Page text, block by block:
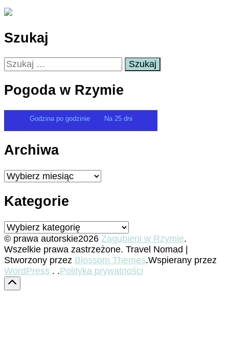
Szukaj
Szukaj:
Pogoda w Rzymie
Godzina po godzinie Na 25 dni
Archiwa
Archiwa
Kategorie
Kategorie
© prawa autorskie2026 Zagubieni w Rzymie.
Wszelkie prawa zastrzeżone. Travel Nomad |
Stworzony przez Blossom Themes.Wspierany przez
WordPress . .Polityka prywatności